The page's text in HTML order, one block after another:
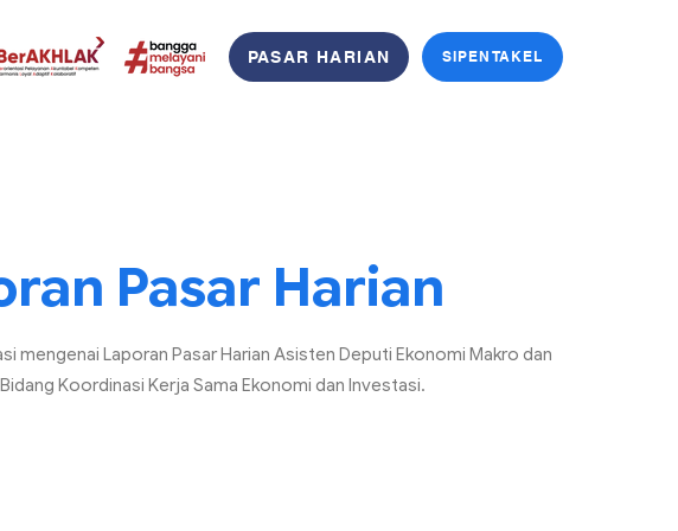
PASAR HARIAN SIPENTAKEL
Pasar Harian
mengenai Laporan Pasar Harian Asisten Deputi Ekonomi Makro dan
Koordinasi Kerja Sama Ekonomi dan Investasi.